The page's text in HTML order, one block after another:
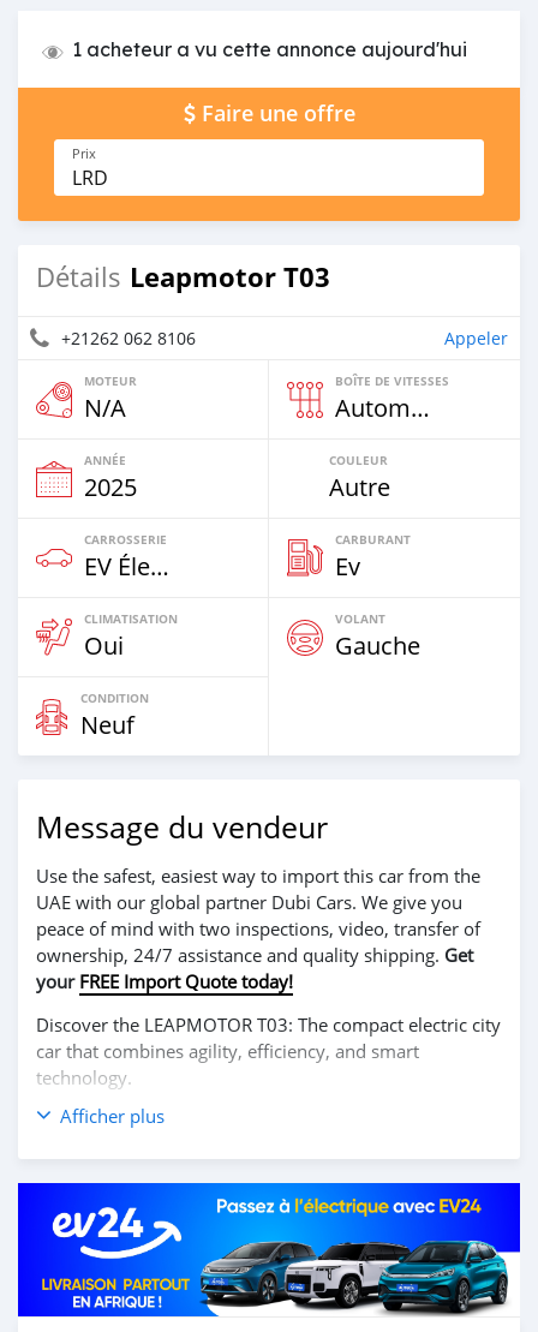
1 acheteur a vu cette annonce aujourd'hui
Faire une offre
Prix
LRD
Détails Leapmotor T03
+21262 062 8106 Appeler
MOTEUR
N/A
BOÎTE DE VITESSES
Automatique
ANNÉE
2025
COULEUR
Autre
CARROSSERIE
EV Électrique
CARBURANT
Ev
CLIMATISATION
Oui
VOLANT
Gauche
CONDITION
Neuf
Message du vendeur
Use the safest, easiest way to import this car from the
UAE with our global partner Dubi Cars. We give you
peace of mind with two inspections, video, transfer of
ownership, 24/7 assistance and quality shipping. Get
your FREE Import Quote today!
Discover the LEAPMOTOR T03: The compact electric city
car that combines agility, efficiency, and smart
technology.
Perfect for urban driving, the T03 offers a nimble and
Despite its compact size, the interior is surprisingly
spacious and packed with modern features, including a
large touchscreen display, intelligent connectivity, and
advanced driver-assistance systems to make every
journey safer and more convenient.
Afficher plus